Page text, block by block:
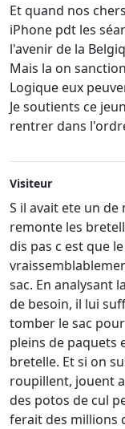
Et quand nos
iPhone pdt les
l'avenir de la
Mais la on
Logique eux
Je soutients ce
rentrer dans
Visiteur
S il avait ete un
remonte les
dis pas c est que
sac. En analysant
de besoin, il lui
tomber le sac
pleins de paquets
bretelle. Et si on
roupillent, jouent
des potos de cul
ferait des millions